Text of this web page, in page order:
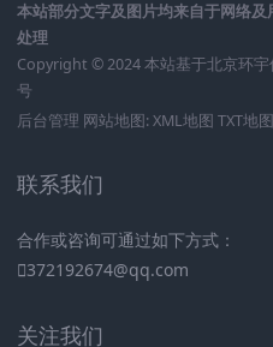
本站部分文字及图片均来自于网络
处理
Copyright © 2024 本站基于北京环
号
后台管理 网站地图: XML地图 TXT地图
联系我们
合作或咨询可通过如下方式：
372192674@qq.com
关注我们